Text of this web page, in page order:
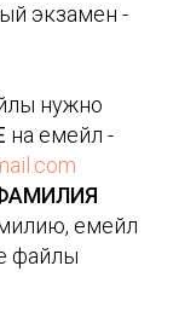
экзамен -
нужно
на емейл -
емейл
файлы